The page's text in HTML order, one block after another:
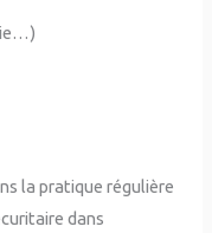
la pratique régulière
dans